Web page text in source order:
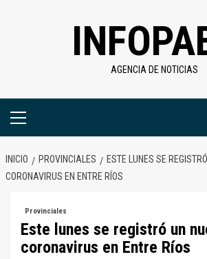
AGENCIA DE NOTICIAS
Menú
INICIO PROVINCIALES
ESTE LUNES SE
CORONAVIRUS EN ENTRE RÍOS
Provinciales
Este lunes se registró un
coronavirus en Entre Ríos